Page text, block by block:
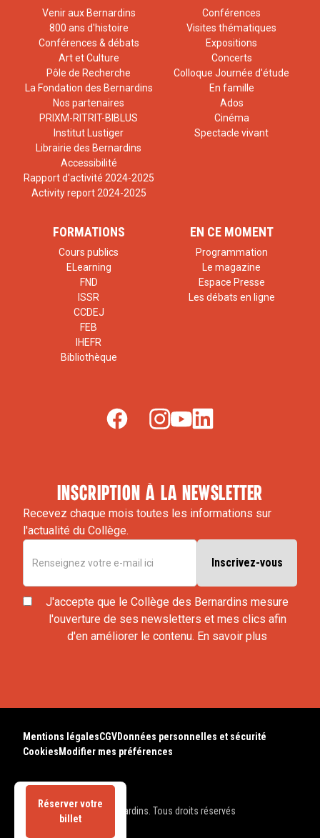
Réserver votre
billet
Venir aux Bernardins
800 ans d'histoire
Conférences & débats
Art et Culture
Pôle de Recherche
La Fondation des Bernardins
Nos partenaires
PRIXM-RITRIT-BIBLUS
Institut Lustiger
Librairie des Bernardins
Accessibilité
Rapport d'activité 2024-2025
Activity report 2024-2025
Conférences
Visites thématiques
Expositions
Concerts
Colloque Journée d'étude
En famille
Ados
Cinéma
Spectacle vivant
FORMATIONS
Cours publics
ELearning
FND
ISSR
CCDEJ
FEB
IHEFR
Bibliothèque
EN CE MOMENT
Programmation
Le magazine
Espace Presse
Les débats en ligne
inscription à la newsletter
Recevez chaque mois toutes les informations sur
l'actualité du Collège.
J'accepte que le Collège des Bernardins mesure
l'ouverture de ses newsletters et mes clics afin
d'en améliorer le contenu. En savoir plus
© 2025 Collège des Bernardins. Tous droits réservés
Mentions légalesCGVDonnées personnelles et sécurité
Cookies Modifier mes préférences